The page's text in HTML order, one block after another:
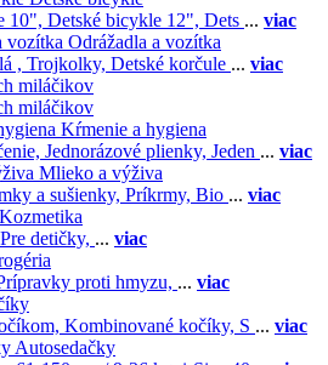
10", Detské bicykle 12", Dets ... viac
Odrážadla a vozítka
, Trojkolky, Detské korčule ... viac
miláčikov
miláčikov
Kŕmenie a hygiena
Jednorázové plienky, Jeden ... viac
Mlieko a výživa
a sušienky, Príkrmy, Bio ... viac
Kozmetika
Pre detičky, ... viac
proti hmyzu, ... viac
Kombinované kočíky, S ... viac
Autosedačky